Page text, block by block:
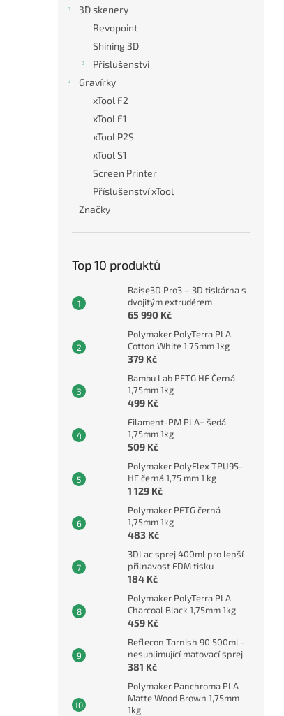
3D skenery
Revopoint
Shining 3D
Příslušenství
Gravírky
xTool F2
xTool F1
xTool P2S
xTool S1
Screen Printer
Příslušenství xTool
Značky
Top 10 produktů
Raise3D Pro3 – 3D tiskárna s
dvojitým extrudérem
65 990 Kč
Polymaker PolyTerra PLA
Cotton White 1,75mm 1kg
379 Kč
Bambu Lab PETG HF Černá
1,75mm 1kg
499 Kč
Filament-PM PLA+ šedá
1,75mm 1kg
509 Kč
Polymaker PolyFlex TPU95-
HF černá 1,75 mm 1 kg
1 129 Kč
Polymaker PETG černá
1,75mm 1kg
483 Kč
3DLac sprej 400ml pro lepší
přilnavost FDM tisku
184 Kč
Polymaker PolyTerra PLA
Charcoal Black 1,75mm 1kg
459 Kč
Reflecon Tarnish 90 500ml -
nesublimující matovací sprej
381 Kč
Polymaker Panchroma PLA
Matte Wood Brown 1,75mm
1kg